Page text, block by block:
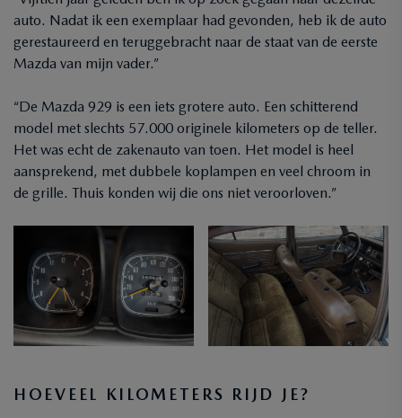
auto. Nadat ik een exemplaar had gevonden, heb ik de auto
gerestaureerd en teruggebracht naar de staat van de eerste
Mazda van mijn vader.”
“De Mazda 929 is een iets grotere auto. Een schitterend
model met slechts 57.000 originele kilometers op de teller.
Het was echt de zakenauto van toen. Het model is heel
aansprekend, met dubbele koplampen en veel chroom in
de grille. Thuis konden wij die ons niet veroorloven.”
HOEVEEL KILOMETERS RIJD JE?